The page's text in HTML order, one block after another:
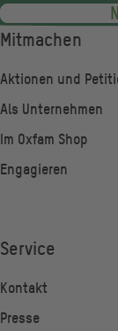
Fußzeile
Mitmachen
Aktionen und
Als Unternehmen
Im Oxfam Shop
Engagieren
Service
Kontakt
Presse